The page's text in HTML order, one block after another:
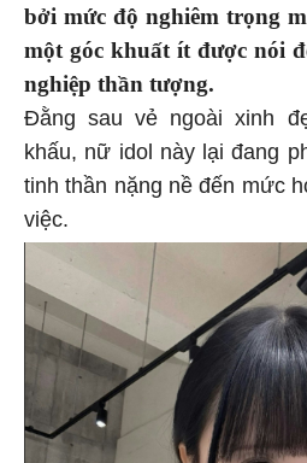
bởi mức độ nghiêm trọng
một góc khuất ít được nói
nghiệp thần tượng.
Đằng sau vẻ ngoài xinh
khấu, nữ idol này lại đang
tinh thần nặng nề đến mức
việc.